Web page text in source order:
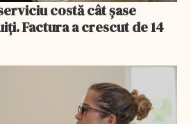
costă cât șase
Factura a crescut de 14